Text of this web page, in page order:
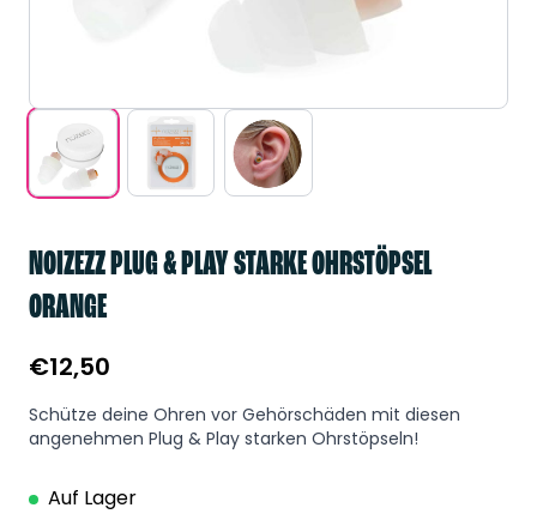
NOIZEZZ PLUG & PLAY STARKE OHRSTÖPSEL
ORANGE
€12,50
Schütze deine Ohren vor Gehörschäden mit diesen
angenehmen Plug & Play starken Ohrstöpseln!
Auf Lager